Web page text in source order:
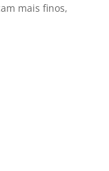
mais finos,